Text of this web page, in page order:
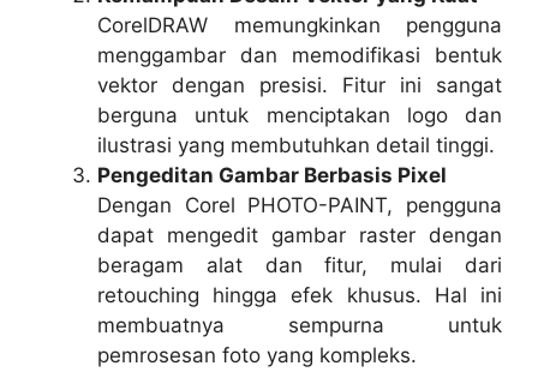
CorelDRAW memungkinkan pengguna
menggambar dan memodifikasi bentuk
vektor dengan presisi. Fitur ini sangat
berguna untuk menciptakan logo dan
ilustrasi yang membutuhkan detail tinggi.
Pengeditan Gambar Berbasis Pixel
Dengan Corel PHOTO-PAINT, pengguna
dapat mengedit gambar raster dengan
beragam alat dan fitur, mulai dari
retouching hingga efek khusus. Hal ini
membuatnya sempurna untuk
pemrosesan foto yang kompleks.